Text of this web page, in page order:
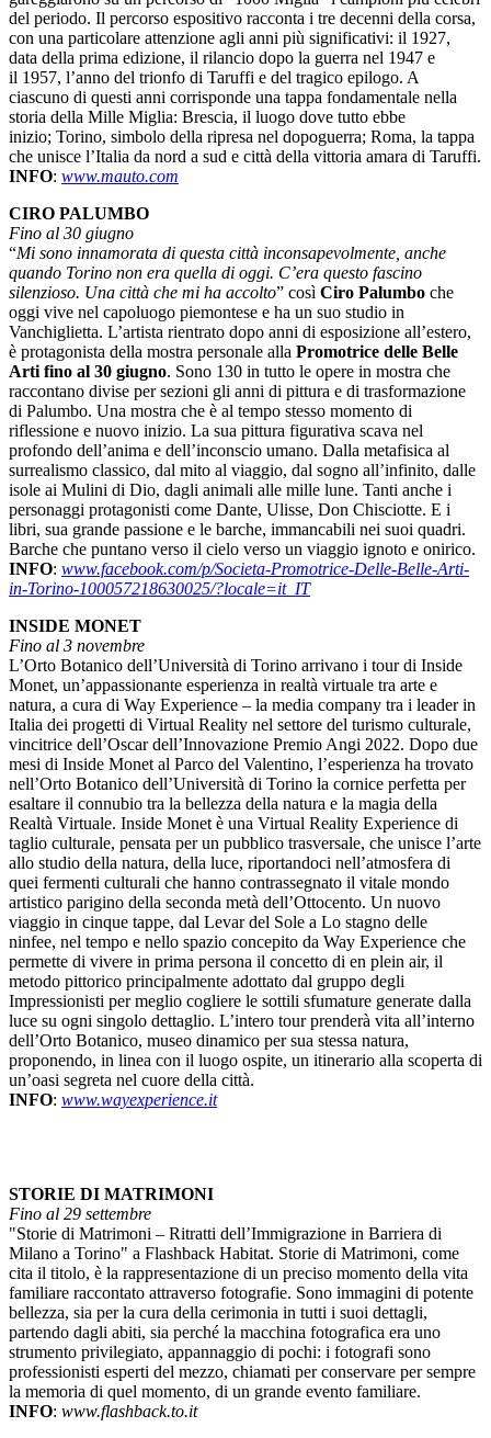
del periodo. Il percorso espositivo racconta i tre decenni della corsa,
con una particolare attenzione agli anni più significativi: il 1927,
data della prima edizione, il rilancio dopo la guerra nel 1947 e
il 1957, l’anno del trionfo di Taruffi e del tragico epilogo. A
ciascuno di questi anni corrisponde una tappa fondamentale nella
storia della Mille Miglia: Brescia, il luogo dove tutto ebbe
inizio; Torino, simbolo della ripresa nel dopoguerra; Roma, la tappa
che unisce l’Italia da nord a sud e città della vittoria amara di Taruffi.
INFO: www.mauto.com
CIRO PALUMBO
Fino al 30 giugno
“Mi sono innamorata di questa città inconsapevolmente, anche
quando Torino non era quella di oggi. C’era questo fascino
silenzioso. Una città che mi ha accolto” così Ciro Palumbo che
oggi vive nel capoluogo piemontese e ha un suo studio in
Vanchiglietta. L’artista rientrato dopo anni di esposizione all’estero,
è protagonista della mostra personale alla Promotrice delle Belle
Arti fino al 30 giugno. Sono 130 in tutto le opere in mostra che
raccontano divise per sezioni gli anni di pittura e di trasformazione
di Palumbo. Una mostra che è al tempo stesso momento di
riflessione e nuovo inizio. La sua pittura figurativa scava nel
profondo dell’anima e dell’inconscio umano. Dalla metafisica al
surrealismo classico, dal mito al viaggio, dal sogno all’infinito, dalle
isole ai Mulini di Dio, dagli animali alle mille lune. Tanti anche i
personaggi protagonisti come Dante, Ulisse, Don Chisciotte. E i
libri, sua grande passione e le barche, immancabili nei suoi quadri.
Barche che puntano verso il cielo verso un viaggio ignoto e onirico.
INFO: www.facebook.com/p/Societa-Promotrice-Delle-Belle-Arti-
in-Torino-100057218630025/?locale=it_IT
INSIDE MONET
Fino al 3 novembre
L’Orto Botanico dell’Università di Torino arrivano i tour di Inside
Monet, un’appassionante esperienza in realtà virtuale tra arte e
natura, a cura di Way Experience – la media company tra i leader in
Italia dei progetti di Virtual Reality nel settore del turismo culturale,
vincitrice dell’Oscar dell’Innovazione Premio Angi 2022. Dopo due
mesi di Inside Monet al Parco del Valentino, l’esperienza ha trovato
nell’Orto Botanico dell’Università di Torino la cornice perfetta per
esaltare il connubio tra la bellezza della natura e la magia della
Realtà Virtuale. Inside Monet è una Virtual Reality Experience di
taglio culturale, pensata per un pubblico trasversale, che unisce l’arte
allo studio della natura, della luce, riportandoci nell’atmosfera di
quei fermenti culturali che hanno contrassegnato il vitale mondo
artistico parigino della seconda metà dell’Ottocento. Un nuovo
viaggio in cinque tappe, dal Levar del Sole a Lo stagno delle
ninfee, nel tempo e nello spazio concepito da Way Experience che
permette di vivere in prima persona il concetto di en plein air, il
metodo pittorico principalmente adottato dal gruppo degli
Impressionisti per meglio cogliere le sottili sfumature generate dalla
luce su ogni singolo dettaglio. L’intero tour prenderà vita all’interno
dell’Orto Botanico, museo dinamico per sua stessa natura,
proponendo, in linea con il luogo ospite, un itinerario alla scoperta di
un’oasi segreta nel cuore della città.
INFO: www.wayexperience.it
STORIE DI MATRIMONI
Fino al 29 settembre
"Storie di Matrimoni – Ritratti dell’Immigrazione in Barriera di
Milano a Torino" a Flashback Habitat. Storie di Matrimoni, come
cita il titolo, è la rappresentazione di un preciso momento della vita
familiare raccontato attraverso fotografie. Sono immagini di potente
bellezza, sia per la cura della cerimonia in tutti i suoi dettagli,
partendo dagli abiti, sia perché la macchina fotografica era uno
strumento privilegiato, appannaggio di pochi: i fotografi sono
professionisti esperti del mezzo, chiamati per conservare per sempre
la memoria di quel momento, di un grande evento familiare.
INFO: www.flashback.to.it